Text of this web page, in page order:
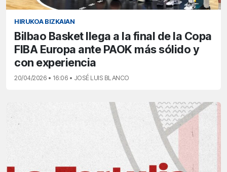
HIRUKOA BIZKAIAN
Bilbao Basket llega a la final de la Copa
FIBA Europa ante PAOK más sólido y
con experiencia
20/04/2026 • 16:06 • JOSÉ LUIS BLANCO